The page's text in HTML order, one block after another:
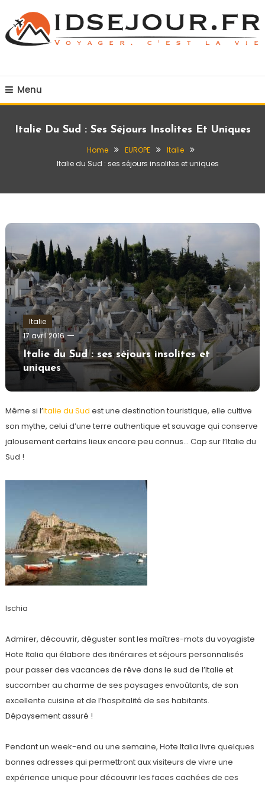
Content
Menu
Italie Du Sud : Ses Séjours Insolites Et Uniques
Home EUROPE
Italie
Italie du Sud : ses séjours insolites et uniques
Italie
17 avril 2016
admin
Italie du Sud : ses séjours insolites et
uniques
Même si l’Italie du Sud est une destination touristique, elle cultive
son mythe, celui d’une terre authentique et sauvage qui conserve
jalousement certains lieux encore peu connus… Cap sur l’Italie du
Sud !
Ischia
Admirer, découvrir, déguster sont les maîtres-mots du voyagiste
Hote Italia qui élabore des itinéraires et séjours personnalisés
pour passer des vacances de rêve dans le sud de l’Italie et
succomber au charme de ses paysages envoûtants, de son
excellente cuisine et de l’hospitalité de ses habitants.
Dépaysement assuré !
Pendant un week-end ou une semaine, Hote Italia livre quelques
bonnes adresses qui permettront aux visiteurs de vivre une
expérience unique pour découvrir les faces cachées de ces